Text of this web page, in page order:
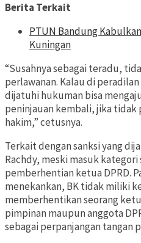
Berita Terkait
PTUN Bandung
Kuningan
“Susahnya sebagai teradu,
perlawanan. Kalau di
dijatuhi hukuman bisa
peninjauan kembali, jika tidak
hakim,” cetusnya.
Terkait dengan sanksi yang
Rachdy, meski masuk
pemberhentian ketua DPRD.
menekankan, BK tidak miliki
memberhentikan seorang
pimpinan maupun anggota
sebagai perpanjangan tangan